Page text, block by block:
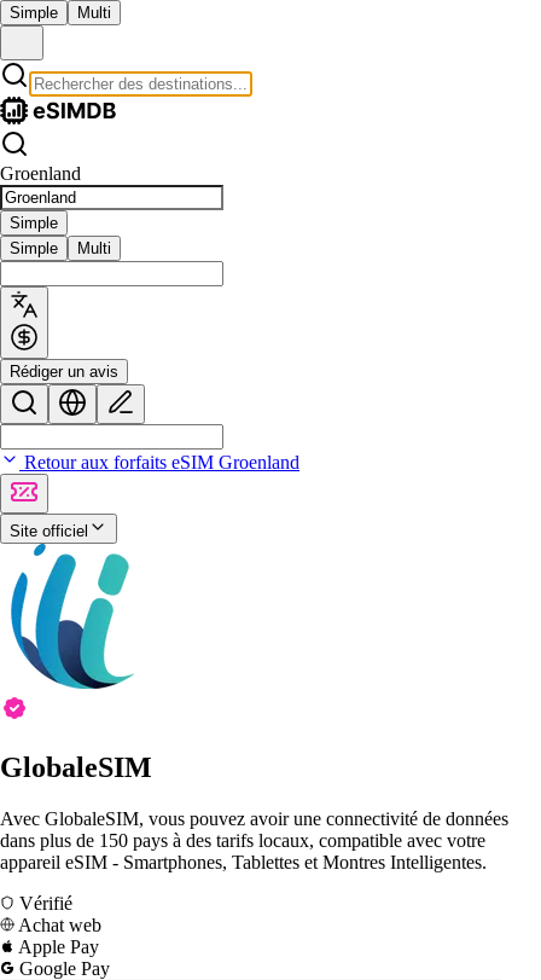
Simple Multi
Groenland
Simple
Simple
Multi
Rédiger un avis
Retour aux forfaits eSIM Groenland
Site officiel
GlobaleSIM
Avec GlobaleSIM, vous pouvez avoir une connectivité de données
dans plus de 150 pays à des tarifs locaux, compatible avec votre
appareil eSIM - Smartphones, Tablettes et Montres Intelligentes.
Vérifié
Achat web
Apple Pay
Google Pay